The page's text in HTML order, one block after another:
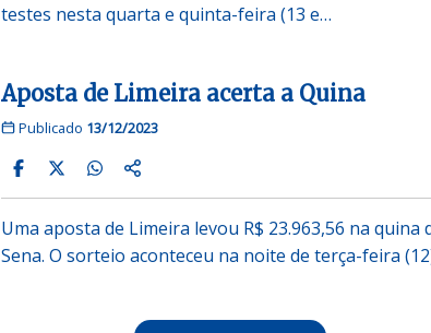
testes nesta quarta e quinta-feira (13 e…
Aposta de Limeira acerta a Quina
Publicado 13/12/2023
Uma aposta de Limeira levou R$ 23.963,56 na quina
Sena. O sorteio aconteceu na noite de terça-feira